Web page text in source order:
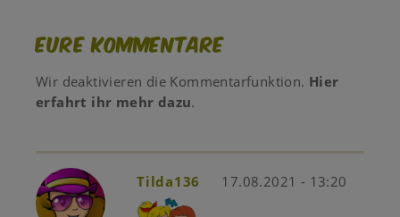
Eure Kommentare
Wir deaktivieren die Kommentarfunktion. Hier
erfahrt ihr mehr dazu.
Tilda136 17.08.2021 - 13:20